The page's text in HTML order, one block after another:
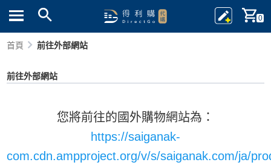
0
首頁 前往外部網站
前往外部網站
您將前往的國外購物網站為：
https://saiganak-
com.cdn.ampproject.org/v/s/saiganak.com/ja/